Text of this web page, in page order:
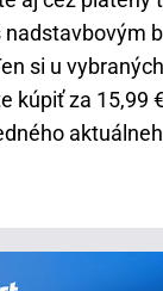
nadstavbovým
si u
kúpiť za 15,99